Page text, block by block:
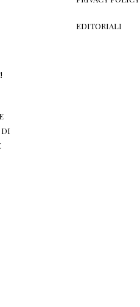
DI
EDITORIALI